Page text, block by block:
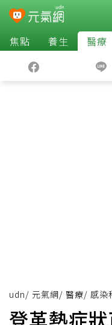
焦點 養生 醫療
udn/ 元氣網/ 醫療/ 感染
登革熱症